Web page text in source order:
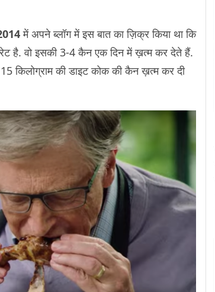
में अपने ब्लॉग में इस बात का ज़िक्र किया था कि
है. वो इसकी 3-4 कैन एक दिन में ख़त्म कर देते हैं.
किलोग्राम की डाइट कोक की कैन ख़त्म कर दी